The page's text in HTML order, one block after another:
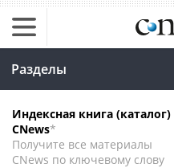
Разделы
Индексная книга (каталог)
CNews*
Получите все материалы
CNews по ключевому слову